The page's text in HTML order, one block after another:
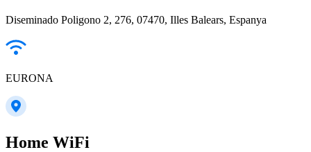
Diseminado Poligono 2, 276, 07470, Illes Balears, Espanya
EURONA
Home WiFi